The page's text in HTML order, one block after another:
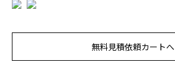
無料見積依頼カートへ